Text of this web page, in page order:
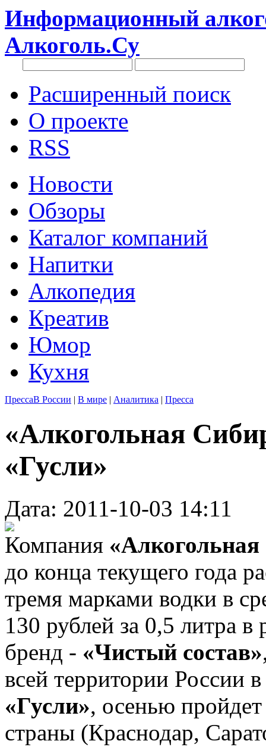
Информационный
Алкоголь.Су
Расширенный поиск
О проекте
RSS
Новости
Обзоры
Каталог компаний
Напитки
Алкопедия
Креатив
Юмор
Кухня
ПрессаВ России | В мире | Аналитика | Пресса
«Алкогольная
«Гусли»
Дата: 2011-10-03 14:11
Компания
до конца текущего года
тремя марками водки в
130 рублей за 0,5 литра
бренд - «Чистый состав»
всей территории России
«Гусли», осенью пройдет
страны (Краснодар,